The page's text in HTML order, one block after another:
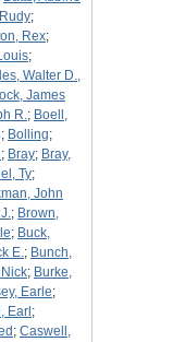
;
Rex;
;
Walter D.,
James
R.; Boell,
; Bolling;
; Bray; Bray,
Ty;
John
; Brown,
; Buck,
E.; Bunch,
; Burke,
Earle;
Earl ;
; Caswell,